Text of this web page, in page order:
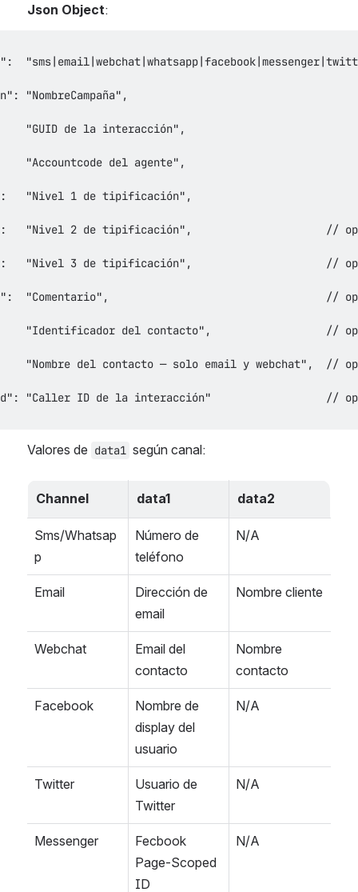
Json Object:
Valores de data1 según canal:
Channel data1 data2
Sms/Whatsap
p
Número de
teléfono
N/A
Email
Dirección de
email
Nombre cliente
Webchat
Email del
contacto
Nombre
contacto
Facebook
Nombre de
display del
usuario
N/A
Twitter
Usuario de
Twitter
N/A
Messenger
Fecbook
Page-Scoped
ID
N/A